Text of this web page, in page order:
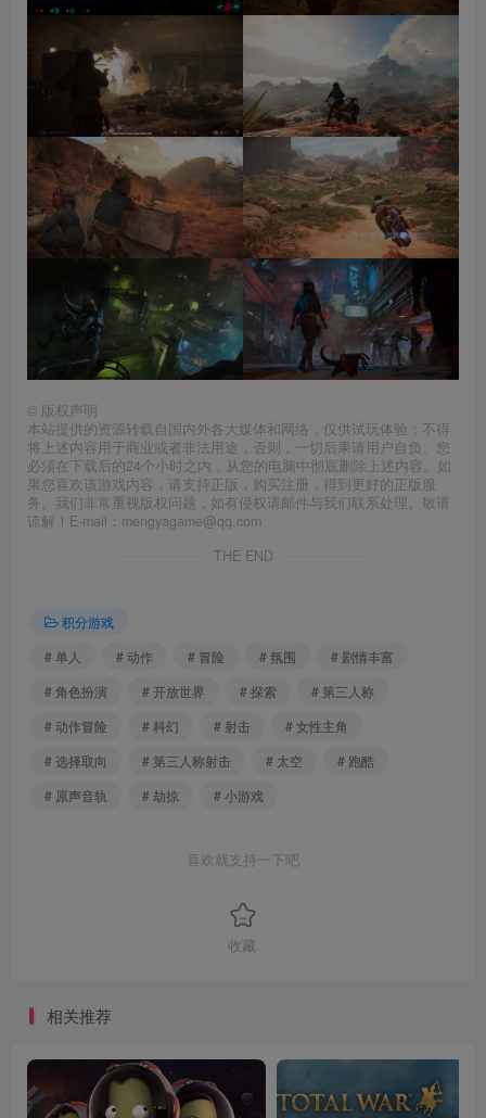
© 版权声明
本站提供的资源转载自国内外各大媒体和网络，仅供试玩体验；不得
将上述内容用于商业或者非法用途，否则，一切后果请用户自负。您
必须在下载后的24个小时之内，从您的电脑中彻底删除上述内容。如
果您喜欢该游戏内容，请支持正版，购买注册，得到更好的正版服
务。我们非常重视版权问题，如有侵权请邮件与我们联系处理。敬请
谅解！E-mail：mengyagame@qq.com
THE END
积分游戏
# 单人
# 动作 # 冒险 # 氛围
# 剧情丰富
# 角色扮演
# 开放世界 # 探索
# 第三人称
# 动作冒险
# 科幻 # 射击
# 女性主角
# 选择取向
# 第三人称射击 # 太空
# 跑酷
# 原声音轨
# 劫掠 # 小游戏
喜欢就支持一下吧
收藏
相关推荐